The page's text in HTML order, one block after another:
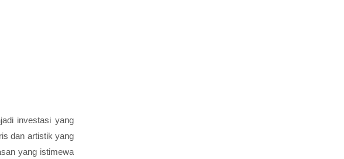
investasi yang
dan artistik yang
yang istimewa